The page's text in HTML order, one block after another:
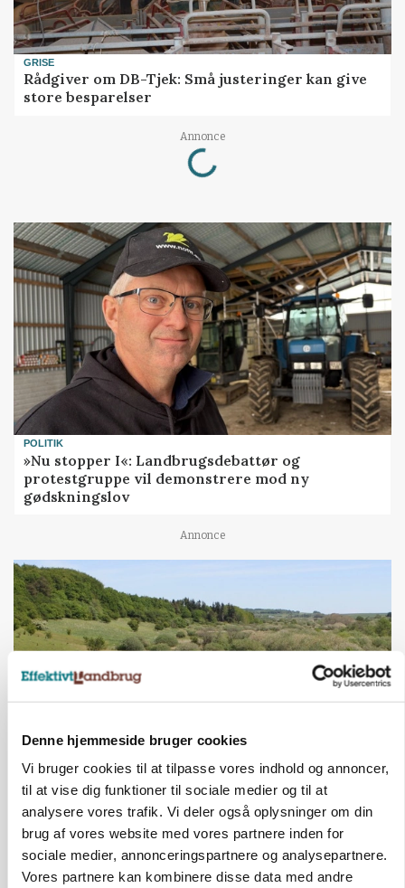
Denne hjemmeside bruger cookies
Vi bruger cookies til at tilpasse vores indhold og annoncer,
til at vise dig funktioner til sociale medier og til at
analysere vores trafik. Vi deler også oplysninger om din
brug af vores website med vores partnere inden for
sociale medier, annonceringspartnere og analysepartnere.
Vores partnere kan kombinere disse data med andre
GRISE
Rådgiver om DB-Tjek: Små justeringer kan give
store besparelser
Annonce
Loading...
POLITIK
»Nu stopper I«: Landbrugsdebattør og
protestgruppe vil demonstrere mod ny
gødskningslov
Annonce
Snart kan man søge tilskud til naturprojekter
Annonce
PLANTER